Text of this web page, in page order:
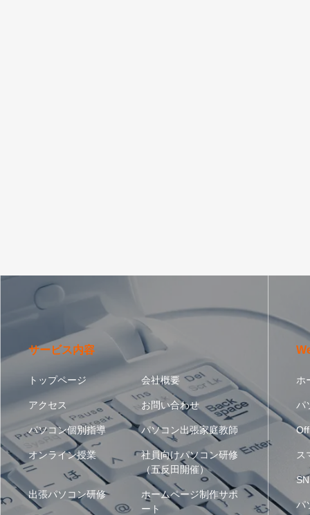
サービス内容
トップページ 会社概要
アクセス お問い合わせ
パソコン個別指導 パソコン出張家庭教師
オンライン授業
社員向けパソコン研修
（五反田開催）
出張パソコン研修
ホームページ制作サポ
ート
ホ
パ
ス
パ